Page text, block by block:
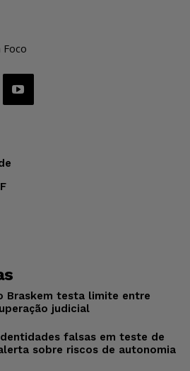
Braskem testa limite entre
judicial
falsas em teste de
sobre riscos de autonomia